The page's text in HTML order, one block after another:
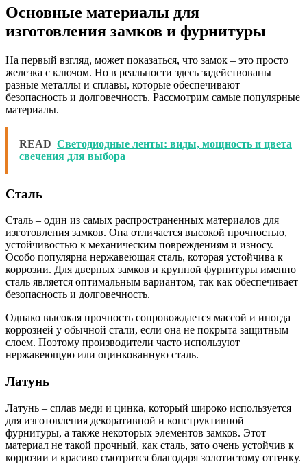
Основные материалы для
изготовления замков и фурнитуры
На первый взгляд, может показаться, что замок – это просто
железка с ключом. Но в реальности здесь задействованы
разные металлы и сплавы, которые обеспечивают
безопасность и долговечность. Рассмотрим самые популярные
материалы.
READ Светодиодные ленты: виды, мощность и цвета
свечения для выбора
Сталь
Сталь – один из самых распространенных материалов для
изготовления замков. Она отличается высокой прочностью,
устойчивостью к механическим повреждениям и износу.
Особо популярна нержавеющая сталь, которая устойчива к
коррозии. Для дверных замков и крупной фурнитуры именно
сталь является оптимальным вариантом, так как обеспечивает
безопасность и долговечность.
Однако высокая прочность сопровождается массой и иногда
коррозией у обычной стали, если она не покрыта защитным
слоем. Поэтому производители часто используют
нержавеющую или оцинкованную сталь.
Латунь
Латунь – сплав меди и цинка, который широко используется
для изготовления декоративной и конструктивной
фурнитуры, а также некоторых элементов замков. Этот
материал не такой прочный, как сталь, зато очень устойчив к
коррозии и красиво смотрится благодаря золотистому оттенку.